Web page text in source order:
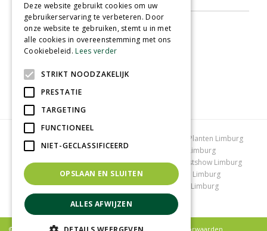
Tuincentrum Limburg
Planten Limburg
Bomen en struiken Limburg
Tuinplanten Limburg
Tuincentrum Vlodrop Gartencenter Vlodrop
Kerstshow Limburg
Kerstverlichting Lemax huisjes
Vijvervissen Limburg
Graszoden kopen Limburg Tuinmeubelen Limburg
Tuincentrum Roermond
© Tuincentrum Schmitz |Privacy policy| Algemene voorwaarden
Deze website gebruikt cookies om uw
gebruikerservaring te verbeteren. Door
onze website te gebruiken, stemt u in met
alle cookies in overeenstemming met ons
Cookiebeleid.Lees verder
STRIKT NOODZAKELIJK
PRESTATIE
TARGETING
FUNCTIONEEL
NIET-GECLASSIFICEERD
OPSLAAN EN SLUITEN
ALLES AFWIJZEN